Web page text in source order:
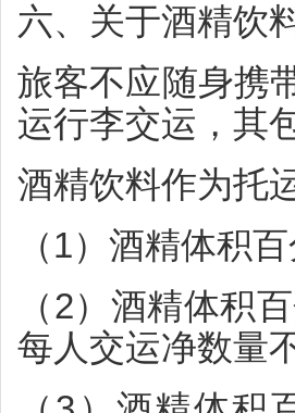
六、关于酒精饮
旅客不应随身携
运行李交运，其
酒精饮料作为托
（1）酒精体积
（2）酒精体积
每人交运净数量